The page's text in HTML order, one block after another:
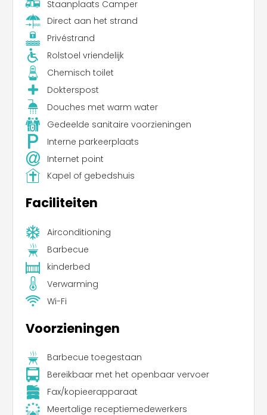
Staanplaats Camper
Direct aan het strand
Privéstrand
Rolstoel vriendelijk
Chemisch toilet
Dokterspost
Douches met warm water
Gedeelde sanitaire voorzieningen
Interne parkeerplaats
Internet point
Kapel of gebedshuis
Faciliteiten
Airconditioning
Barbecue
kinderbed
Verwarming
Wi-Fi
Voorzieningen
Barbecue toegestaan
Bereikbaar met het openbaar vervoer
Fax/kopieerapparaat
Meertalige receptiemedewerkers